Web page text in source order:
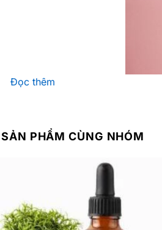
1. Cơ chế dưỡng ẩm, trắng
– Mặt nạ ngủ Waterfall cung
hoạt chất vỡ thành những
– Liệu pháp chăm sóc da
Đọc thêm
SẢN PHẨM CÙNG NHÓM